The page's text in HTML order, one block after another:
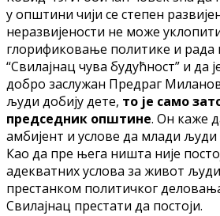
у општини чији се степен
неразвијености не може
глорификовање политике и рада
“Свилајнац чува будућност” и да
добро заслужан Предраг
људи добију дете, то је само
председник општине. Он каже
амбијент и услове да млади људи
Као да пре њега ништа није
адекватних услова за живот
престанком политичког
Свилајнац престати да постоји.